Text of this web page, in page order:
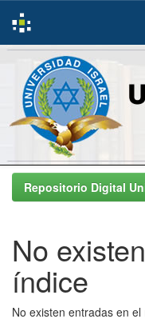
Skip
navigationRepositorio Digital
No
índice
No existen entradas en